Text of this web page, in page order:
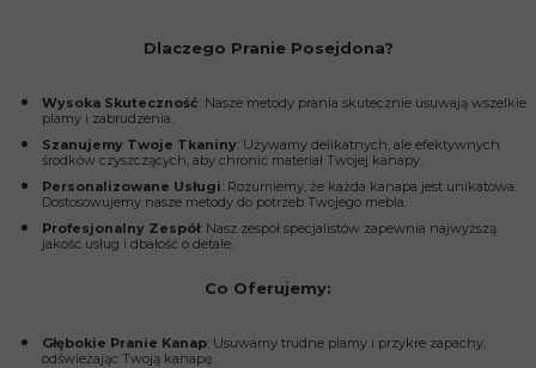
Co Oferujemy:
Głębokie Pranie Kanap: Usuwamy trudne plamy i przykre zapachy,
odświeżając Twoją kanapę.
Dlaczego Pranie Posejdona?
Wysoka Skuteczność: Nasze metody prania skutecznie usuwają wszelkie
plamy i zabrudzenia.
Szanujemy Twoje Tkaniny: Używamy delikatnych, ale efektywnych
środków czyszczących, aby chronić materiał Twojej kanapy.
Personalizowane Usługi: Rozumiemy, że każda kanapa jest unikatowa.
Dostosowujemy nasze metody do potrzeb Twojego mebla.
Profesjonalny Zespół: Nasz zespół specjalistów zapewnia najwyższą
jakość usług i dbałość o detale.